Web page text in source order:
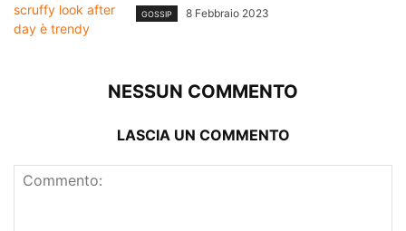
GOSSIP 8 Febbraio 2023
NESSUN COMMENTO
LASCIA UN COMMENTO